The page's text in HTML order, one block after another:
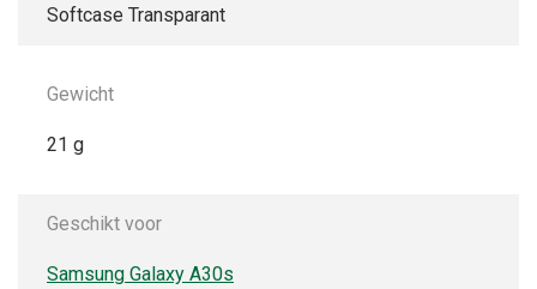
Softcase Transparant
Gewicht
21 g
Geschikt voor
Samsung Galaxy A30s